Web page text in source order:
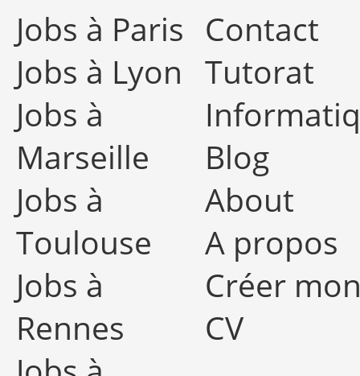
Jobs à Paris
Jobs à Lyon
Jobs à
Marseille
Jobs à
Toulouse
Jobs à
Rennes
Contact
Tutorat
Blog
About
A propos
Créer
CV